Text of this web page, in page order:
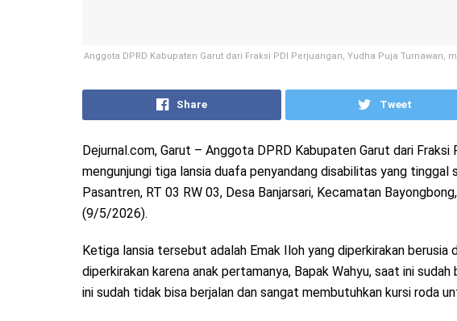
Anggota DPRD Kabupaten Garut dari Fraksi PDI Perjuangan, Yudha Puja
Share Tweet
Dejurnal.com, Garut – Anggota DPRD Kabupaten Garut dari Fraksi
mengunjungi tiga lansia duafa penyandang disabilitas yang tinggal
Pasantren, RT 03 RW 03, Desa Banjarsari, Kecamatan
(9/5/2026).
Ketiga lansia tersebut adalah Emak Iloh yang diperkirakan berusia
diperkirakan karena anak pertamanya, Bapak Wahyu, saat ini
ini sudah tidak bisa berjalan dan sangat membutuhkan kursi roda